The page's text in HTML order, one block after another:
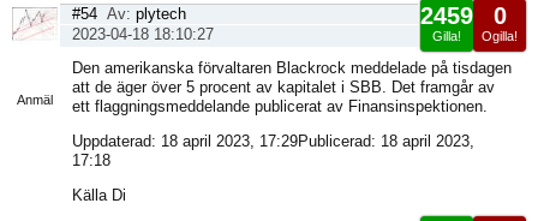
Anmäl
0
Ogilla!
2459
Gilla!
#54 Av: plytech
2023-04-18 18:10:27
Den amerikanska förvaltaren Blackrock meddelade på tisdagen
att de äger över 5 procent av kapitalet i SBB. Det framgår av
ett flaggningsmeddelande publicerat av Finansinspektionen.
Uppdaterad: 18 april 2023, 17:29Publicerad: 18 april 2023,
17:18
Källa Di